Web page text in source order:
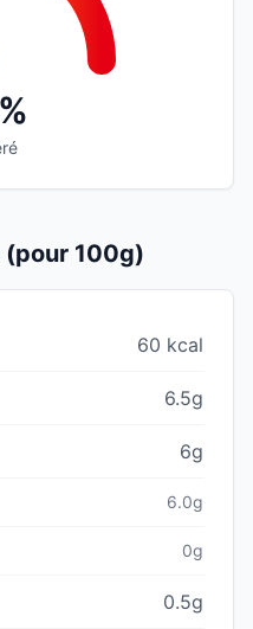
100g)
60 kcal
6.5g
6g
6.0g
0g
0.5g